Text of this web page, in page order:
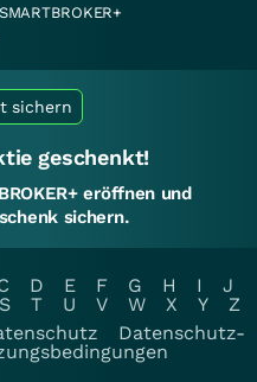
SMARTBROKER+
sichern
geschenkt!
eröffnen und
sichern.
D E F G H I
J
S T U V W X Y
Z
Datenschutz-